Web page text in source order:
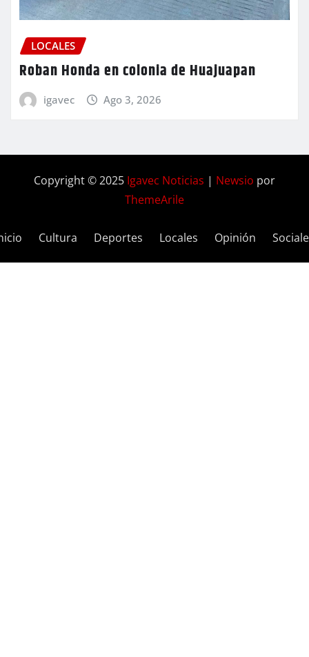
LOCALES
Roban Honda en colonia de Huajuapan
igavec Ago 3, 2026
Copyright © 2025 Igavec Noticias | Newsio por
ThemeArile
Cultura Deportes Locales Opinión